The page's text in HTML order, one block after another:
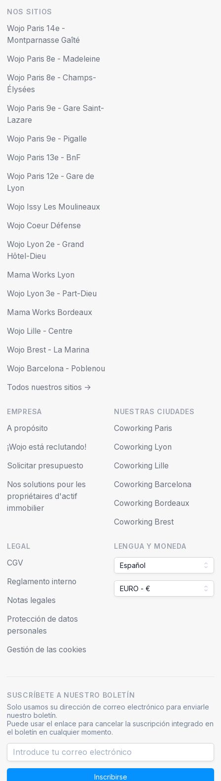
NOS SITIOS
Wojo Paris 14e -
Montparnasse Gaîté
Wojo Paris 8e - Madeleine
Wojo Paris 8e - Champs-
Élysées
Wojo Paris 9e - Gare Saint-
Lazare
Wojo Paris 9e - Pigalle
Wojo Paris 13e - BnF
Wojo Paris 12e - Gare de
Lyon
Wojo Issy Les Moulineaux
Wojo Coeur Défense
Wojo Lyon 2e - Grand
Hôtel-Dieu
Mama Works Lyon
Wojo Lyon 3e - Part-Dieu
Mama Works Bordeaux
Wojo Lille - Centre
Wojo Brest - La Marina
Wojo Barcelona - Poblenou
Todos nuestros sitios ->
EMPRESA
A propósito
¡Wojo está reclutando!
Solicitar presupuesto
Nos solutions pour les
propriétaires d'actif
immobilier
NUESTRAS CIUDADES
Coworking Paris
Coworking Lyon
Coworking Lille
Coworking Barcelona
Coworking Bordeaux
Coworking Brest
LEGAL
CGV
Reglamento interno
Notas legales
Protección de datos
personales
Gestión de las cookies
LENGUA Y MONEDA
Español
EURO - €
SUSCRÍBETE A NUESTRO BOLETÍN
Solo usamos su dirección de correo electrónico para enviarle
nuestro boletín.
Puede usar el enlace para cancelar la suscripción integrado en
el boletín en cualquier momento.
Inscribirse